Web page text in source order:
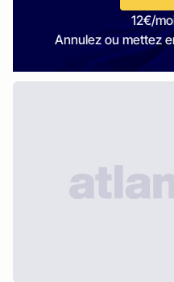
12€/
Annulez ou mettez